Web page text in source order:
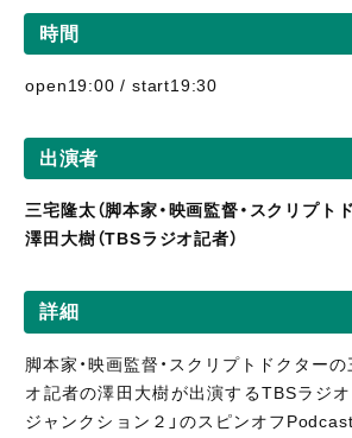
時間
open19:00 / start19:30
出演者
三宅隆太（脚本家・映画監督・スクリプト
澤田大樹（TBSラジオ記者）
詳細
脚本家・映画監督・スクリプトドクター
オ記者の澤田大樹が出演するTBSラジオ
ジャンクション２」のスピンオフ